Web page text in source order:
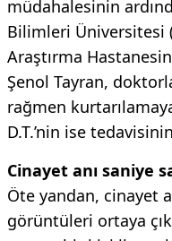
müdahalesinin
Bilimleri Üniversitesi
Araştırma
Şenol Tayran,
rağmen
D.T.’nin ise
Cinayet anı saniye
Öte yandan, cinayet
görüntüleri ortaya